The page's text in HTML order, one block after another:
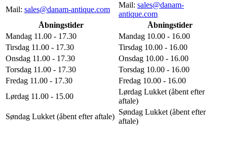
Mail: sales@danam-antique.com
Mail: sales@danam-
antique.com
Åbningstider
Åbningstider
Mandag 11.00 - 17.30
Mandag 10.00 - 16.00
Tirsdag 11.00 - 17.30
Tirsdag 10.00 - 16.00
Onsdag 11.00 - 17.30
Onsdag 10.00 - 16.00
Torsdag 11.00 - 17.30
Torsdag 10.00 - 16.00
Fredag 11.00 - 17.30
Fredag 10.00 - 16.00
Lørdag 11.00 - 15.00
Lørdag Lukket (åbent efter
aftale)
Søndag Lukket (åbent efter aftale)
Søndag Lukket (åbent efter
aftale)